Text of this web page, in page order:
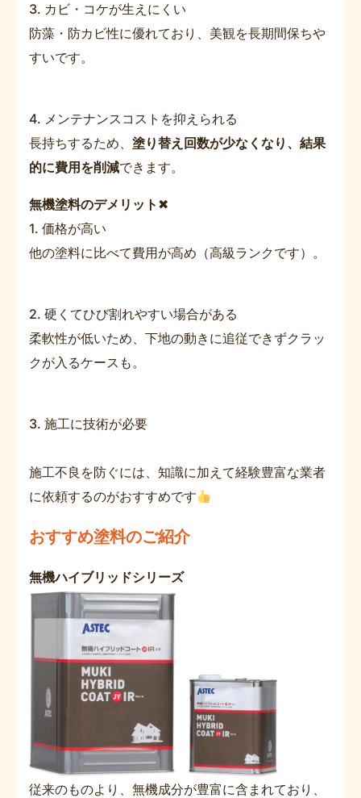
3. カビ・コケが生えにくい
防藻・防カビ性に優れており、美観を長期間保ちや
すいです。
4. メンテナンスコストを抑えられる
長持ちするため、 塗り替え回数が少なくなり、結果
的に費用を削減できます。
無機塗料のデメリット ✖
1. 価格が高い
他の塗料に比べて費用が高め（高級ランクです）。
2. 硬くてひび割れやすい場合がある
柔軟性が低いため、下地の動きに追従できずクラッ
クが入るケースも。
3. 施工に技術が必要
施工不良を防ぐには、知識に加えて経験豊富な業者
に依頼するのがおすすめです
おすすめ塗料のご紹介
無機ハイブリッドシリーズ
従来のものより、無機成分が豊富に含まれており、